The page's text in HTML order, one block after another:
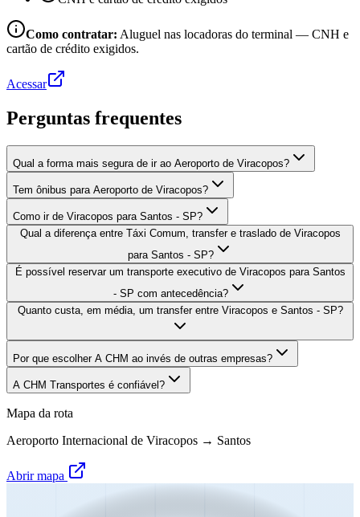
Como contratar: Aluguel nas locadoras do terminal — CNH e
cartão de crédito exigidos.
Acessar
Perguntas frequentes
Qual a forma mais segura de ir ao Aeroporto de Viracopos?
Tem ônibus para Aeroporto de Viracopos?
Como ir de Viracopos para Santos - SP?
Qual a diferença entre Táxi Comum, transfer e traslado de Viracopos
para Santos - SP?
É possível reservar um transporte executivo de Viracopos para Santos
- SP com antecedência?
Quanto custa, em média, um transfer entre Viracopos e Santos - SP?
Por que escolher A CHM ao invés de outras empresas?
A CHM Transportes é confiável?
Mapa da rota
Aeroporto Internacional de Viracopos → Santos
Abrir mapa